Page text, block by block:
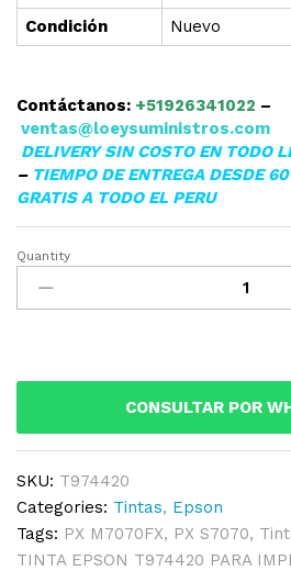
Condición
Nuevo
Contáctanos: +51926341022 –
ventas@loeysuministros.com
DELIVERY SIN COSTO EN TODO
– TIEMPO DE ENTREGA DESDE
GRATIS A TODO EL PERU
TINTA
EPSON
T974420
ORIGINAL
quantity
Quantity
CONSULTAR POR
SKU: T974420
Categories: Tintas, Epson
Tags: PX M7070FX, PX S7070,
TINTA EPSON T974420 PARA